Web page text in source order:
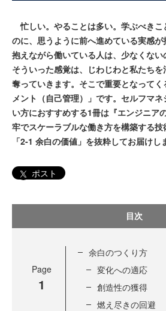
忙しい。やることは多い。学ぶべき
のに、思うように前へ進めている実感
抱えながら働いている人は、少なくない
そういった感覚は、じわじわと私たち
奪っていきます。そこで重要となって
メント（自己管理）」です。セルフマ
い方におすすめする1冊は『エンジニア
牢でスケーラブルな働き方を構築する技
「2-1 余白の価値」を抜粋してお届けし
ポスト
目次
Page
1
余白のつくり方
変化への適応
創造性の獲得
燃え尽きの回避